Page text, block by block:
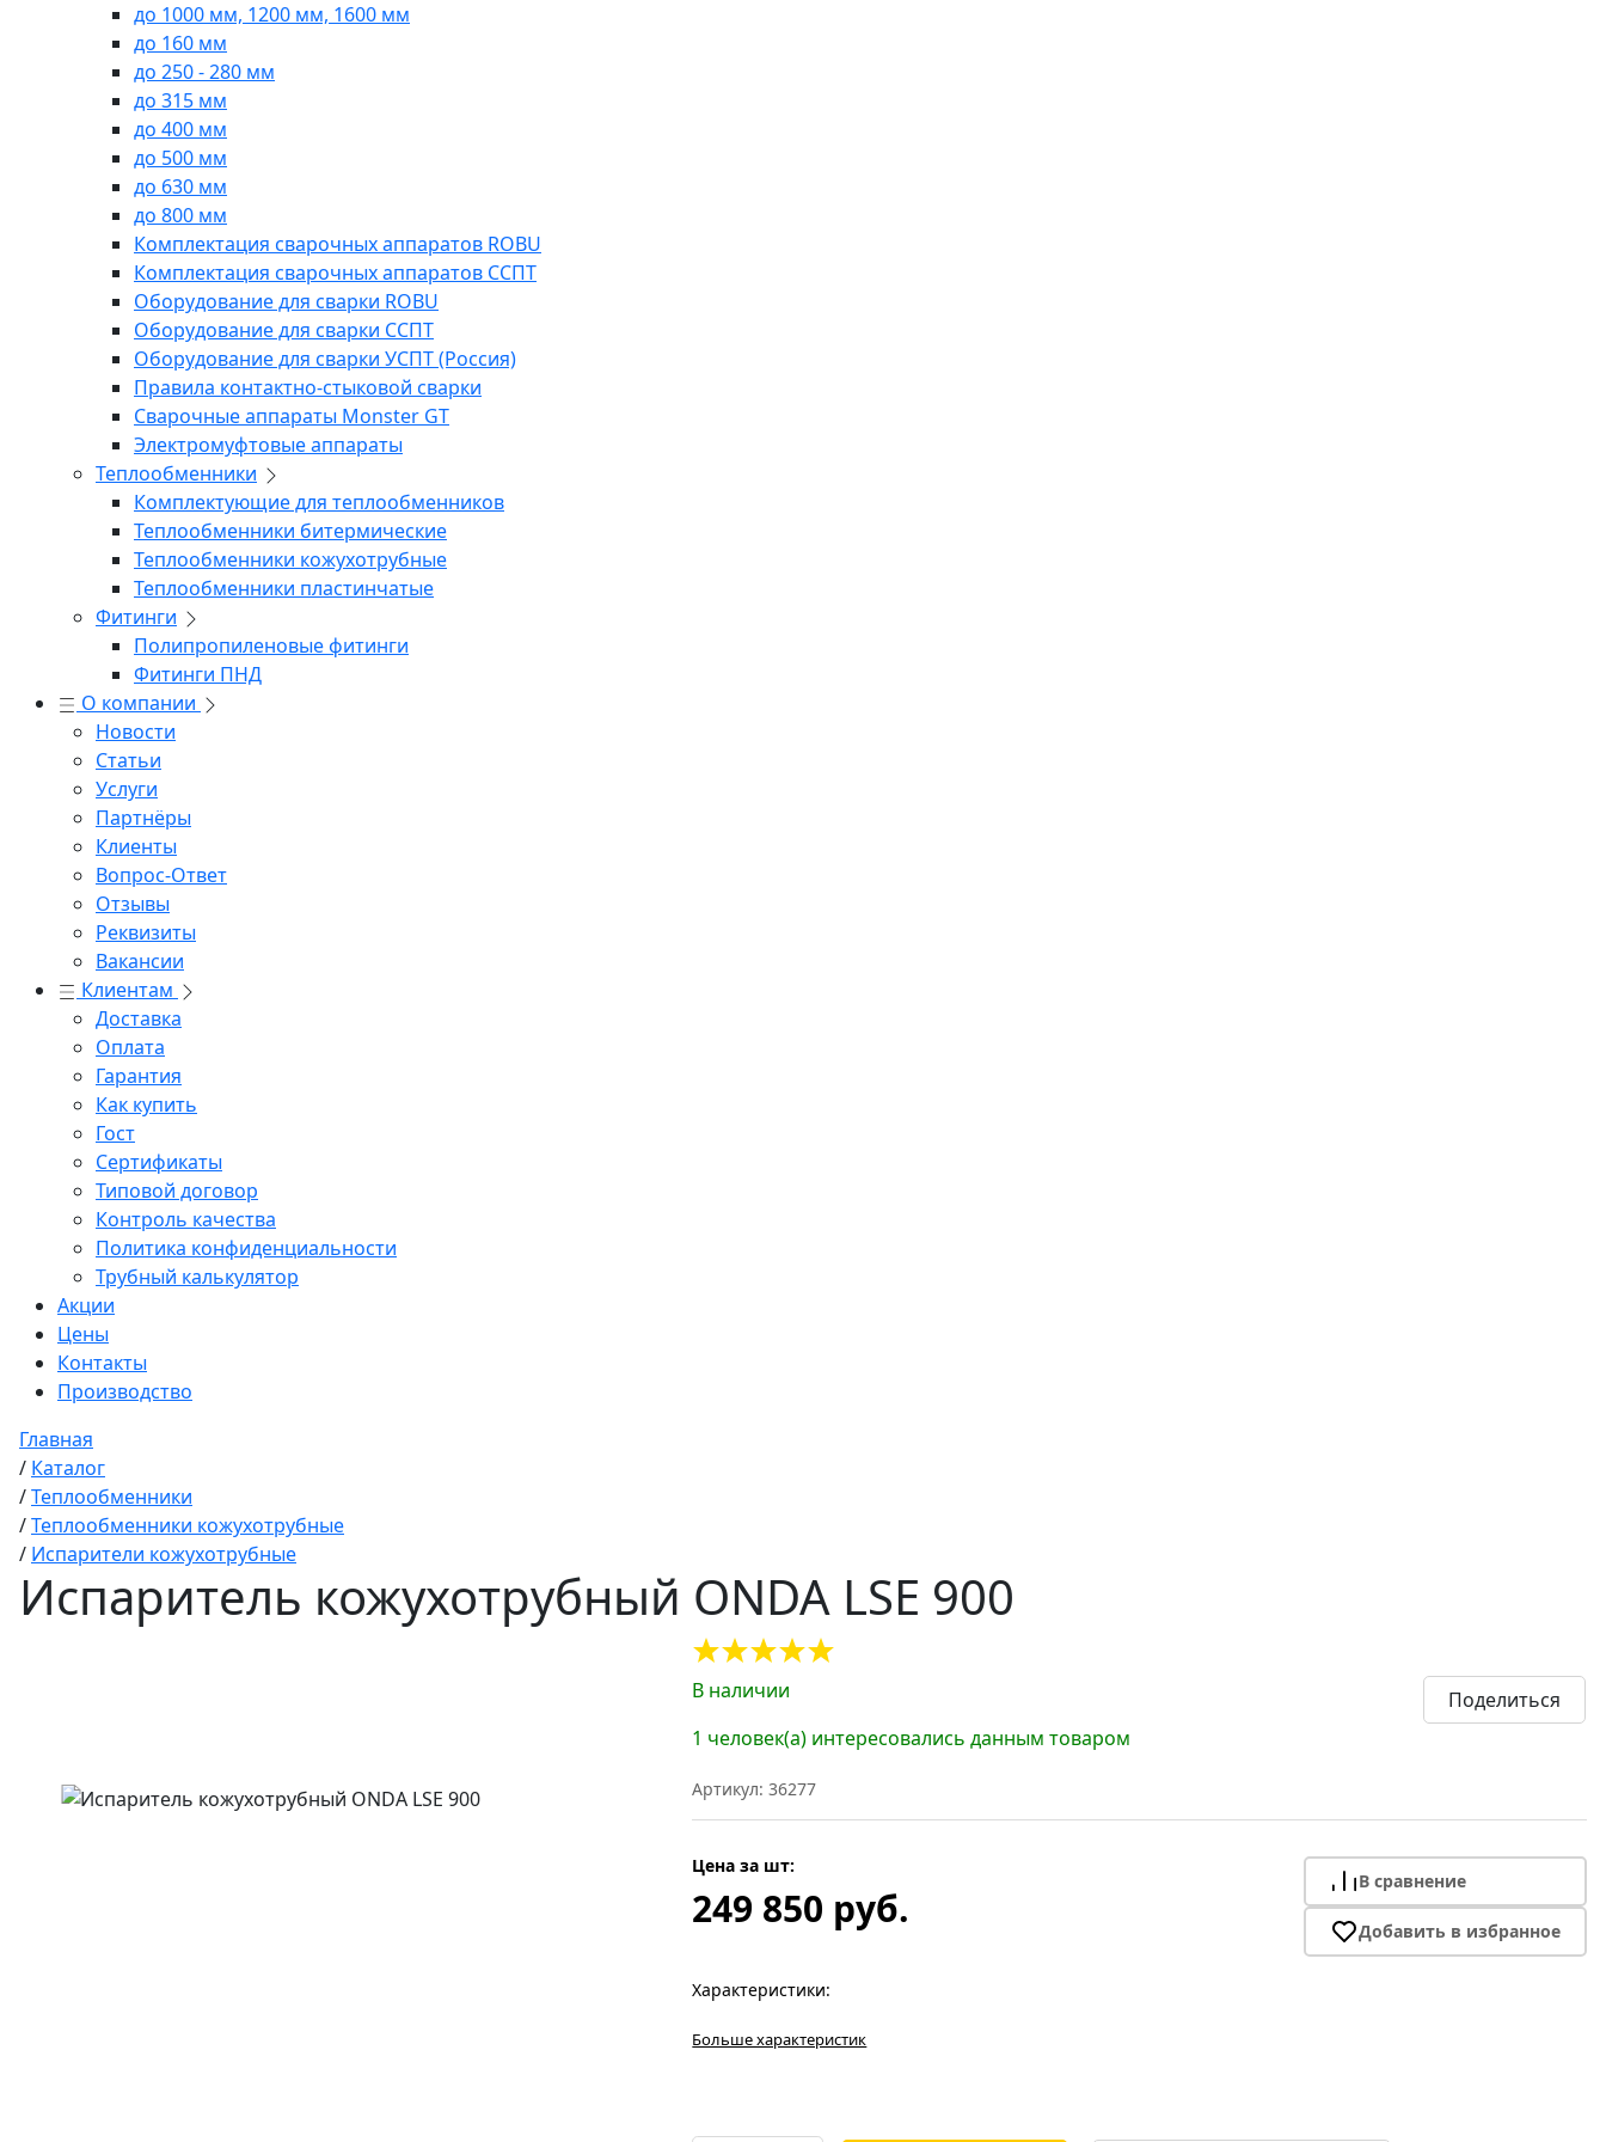
до 1000 мм, 1200 мм, 1600 мм
до 160 мм
до 250 - 280 мм
до 315 мм
до 400 мм
до 500 мм
до 630 мм
до 800 мм
Комплектация сварочных аппаратов ROBU
Комплектация сварочных аппаратов ССПТ
Оборудование для сварки ROBU
Оборудование для сварки ССПТ
Оборудование для сварки УСПТ (Россия)
Правила контактно-стыковой сварки
Сварочные аппараты Monster GT
Электромуфтовые аппараты
Теплообменники
Комплектующие для теплообменников
Теплообменники битермические
Теплообменники кожухотрубные
Теплообменники пластинчатые
Фитинги
Полипропиленовые фитинги
Фитинги ПНД
О компании
Новости
Статьи
Услуги
Партнёры
Клиенты
Вопрос-Ответ
Отзывы
Реквизиты
Вакансии
Клиентам
Доставка
Оплата
Гарантия
Как купить
Гост
Сертификаты
Типовой договор
Контроль качества
Политика конфиденциальности
Трубный калькулятор
Акции
Цены
Контакты
Производство
Главная
/ Каталог
/Теплообменники
/Теплообменники кожухотрубные
/ Испарители кожухотрубные
Испаритель кожухотрубный ONDA LSE 900
В наличии
Поделиться
1 человек(а) интересовались данным товаром
Артикул: 36277
Цена за шт:
249 850 руб.
В сравнение
Добавить в избранное
Характеристики:
Больше характеристик